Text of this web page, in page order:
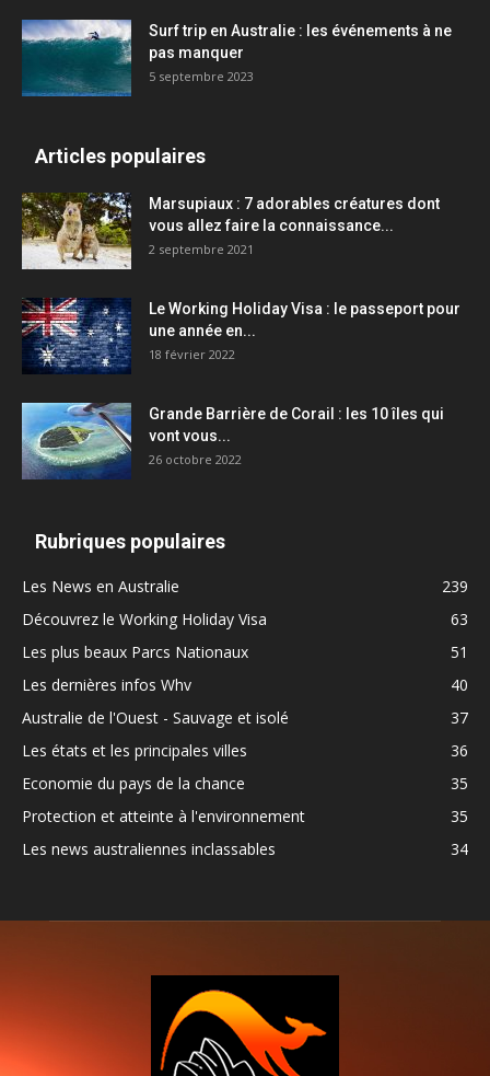
Surf trip en Australie : les événements à ne
pas manquer
5 septembre 2023
Articles populaires
Marsupiaux : 7 adorables créatures dont
vous allez faire la connaissance...
2 septembre 2021
Le Working Holiday Visa : le passeport pour
une année en...
18 février 2022
Grande Barrière de Corail : les 10 îles qui
vont vous...
26 octobre 2022
Rubriques populaires
Les News en Australie
239
Découvrez le Working Holiday Visa
63
Les plus beaux Parcs Nationaux
51
Les dernières infos Whv
40
Australie de l'Ouest - Sauvage et isolé
37
Les états et les principales villes
36
Economie du pays de la chance
35
Protection et atteinte à l'environnement
35
Les news australiennes inclassables
34